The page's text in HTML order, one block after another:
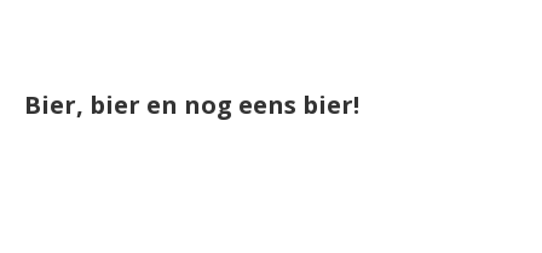
Bier, bier en nog eens bier!